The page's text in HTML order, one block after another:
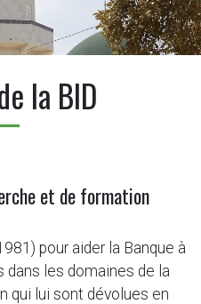
la BID
et de formation
pour aider la Banque à
les domaines de la
qui lui sont dévolues en